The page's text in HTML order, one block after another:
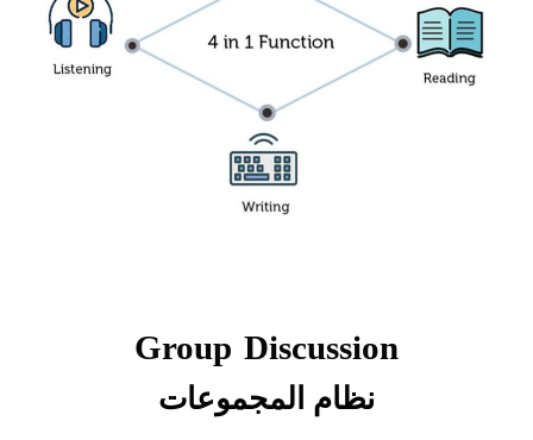
Group Discussion
نظام المجموعات